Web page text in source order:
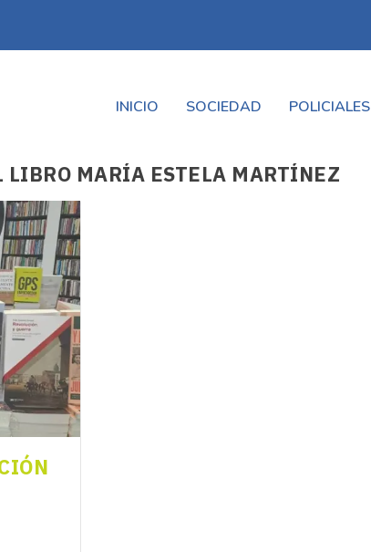
INICIO SOCIEDAD POLICIALES
LIBRO MARÍA ESTELA MARTÍNEZ